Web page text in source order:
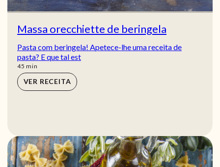
Massa orecchiette de beringela
Pasta com beringela! Apetece-lhe uma receita de
pasta? E que tal est
45 min
min
VER RECEITA